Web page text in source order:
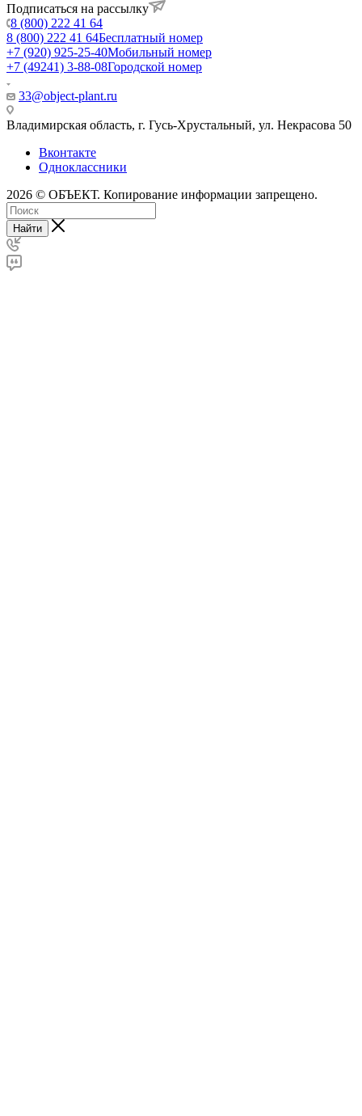
Подписаться на рассылку
8 (800) 222 41 64
8 (800) 222 41 64Бесплатный номер
+7 (920) 925-25-40Мобильный номер
+7 (49241) 3-88-08Городской номер
33@object-plant.ru
Владимирская область, г. Гусь-Хрустальный, ул. Некрасова 50
Вконтакте
Одноклассники
2026 © ОБЪЕКТ. Копирование информации запрещено.
Найти